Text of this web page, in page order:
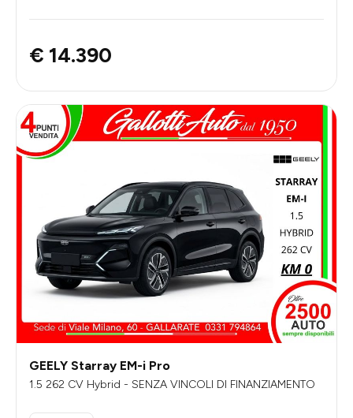
€ 14.390
GEELY Starray EM-i Pro
1.5 262 CV Hybrid - SENZA VINCOLI DI FINANZIAMENTO